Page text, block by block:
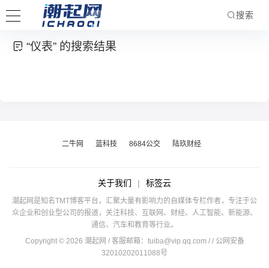
搜索
“仪表” 的搜索结果
二牛网 蓝科技 8684公交 陆玖财经
关于我们 | 标签云
潮起网是知名TMT博客平台，汇聚大量有影响力的自媒体专栏作者，专注于公
众企业和创业型公司的报道，关注科技、互联网、财经、人工智能、新能源、
通信、汽车和教育等行业。
Copyright © 2026 潮起网 / 客服邮箱： tuiba@vip.qq.com / / 公网安备
32010202011088号